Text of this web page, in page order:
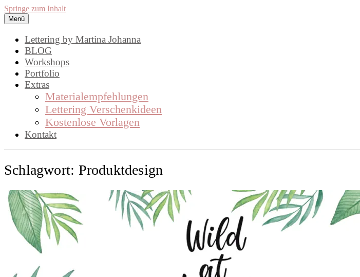
Springe zum Inhalt
Handlettering by Martina Johanna. Workshops,
Menü
Lettering by Martina Johanna
BLOG
Workshops
Portfolio
Extras
Materialempfehlungen
Lettering Verschenkideen
Kostenlose Vorlagen
Kontakt
Schlagwort: Produktdesign